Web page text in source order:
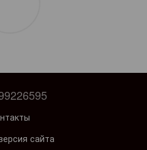
сайта